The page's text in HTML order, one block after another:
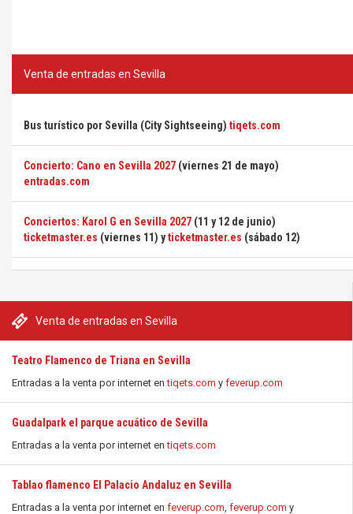
Venta de entradas en Sevilla
Teatro Flamenco de Triana en Sevilla
Entradas a la venta por internet entiqets.com y feverup.com
Guadalpark el parque acuático de Sevilla
Entradas a la venta por internet entiqets.com
Tablao flamenco El Palacio Andaluz en Sevilla
Entradas a la venta por internet en feverup.com, feverup.com y
Venta de entradas en Sevilla
Bus turístico por Sevilla (City Sightseeing) tiqets.com
Concierto: Cano en Sevilla 2027 (viernes 21 de mayo)
entradas.com
Conciertos: Karol G en Sevilla 2027 (11 y 12 de junio)
ticketmaster.es (viernes 11) yticketmaster.es (sábado 12)